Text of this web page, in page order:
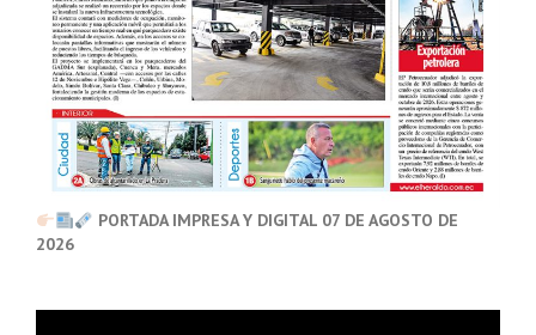
PORTADA IMPRESA Y DIGITAL 07 DE AGOSTO DE
2026